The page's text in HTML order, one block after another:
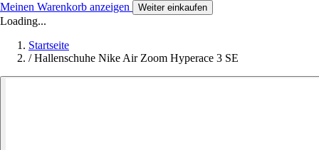
Meinen Warenkorb anzeigen Weiter einkaufen
Loading...
Startseite
/ Hallenschuhe Nike Air Zoom Hyperace 3 SE